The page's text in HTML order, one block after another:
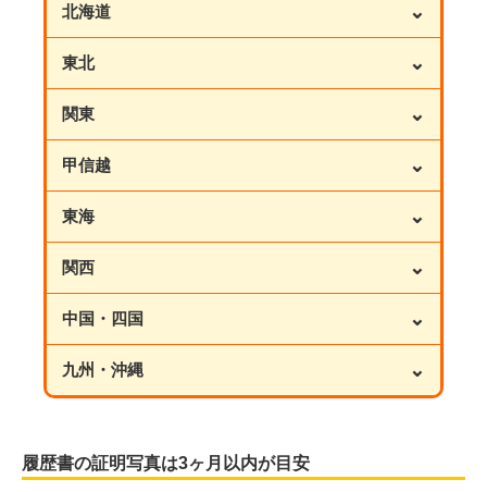
北海道 ⌄
東北 ⌄
関東 ⌄
甲信越 ⌄
東海 ⌄
関西 ⌄
中国・四国 ⌄
九州・沖縄 ⌄
履歴書の証明写真は3ヶ月以内が目安